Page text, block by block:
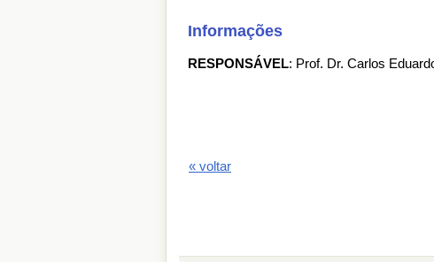
Informações
RESPONSÁVEL: Prof. Dr. Carlos
« voltar